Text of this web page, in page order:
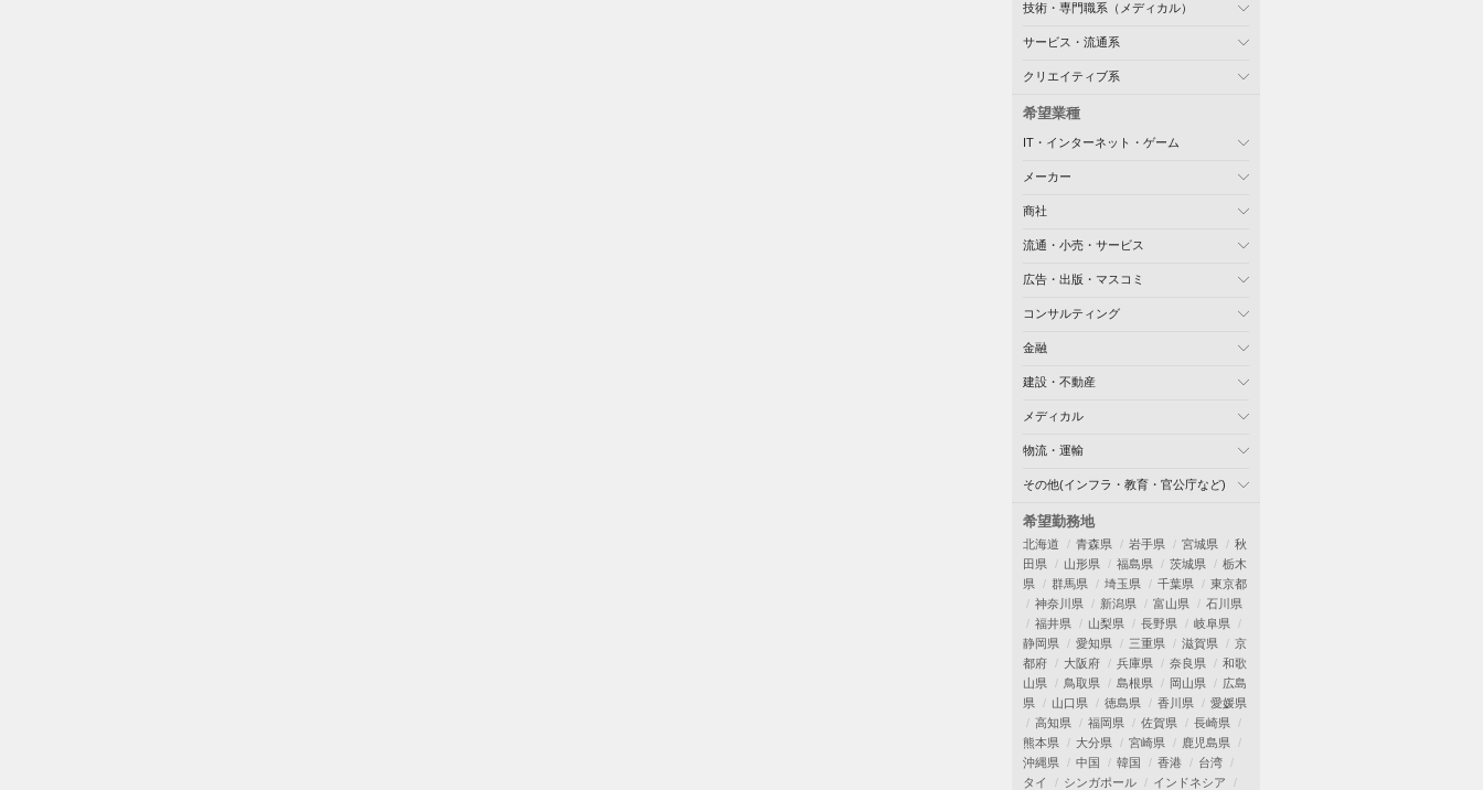
技術・専門職系（メディカル）
サービス・流通系
クリエイティブ系
希望業種
IT・インターネット・ゲーム
メーカー
商社
流通・小売・サービス
広告・出版・マスコミ
コンサルティング
金融
建設・不動産
メディカル
物流・運輸
その他(インフラ・教育・官公庁など)
希望勤務地
北海道 青森県 岩手県 宮城県
秋
田県
山形県 福島県 茨城県
栃木
県
群馬県 埼玉県 千葉県
東京都
神奈川県
新潟県 富山県
石川県
福井県
山梨県 長野県
岐阜県
静岡県
愛知県 三重県 滋賀県
京
都府
大阪府 兵庫県 奈良県
和歌
山県
鳥取県 島根県 岡山県
広島
県
山口県 徳島県 香川県
愛媛県
高知県
福岡県 佐賀県
長崎県
熊本県
大分県 宮崎県
鹿児島県
沖縄県
中国 韓国 香港
台湾
タイ
シンガポール
インドネシア